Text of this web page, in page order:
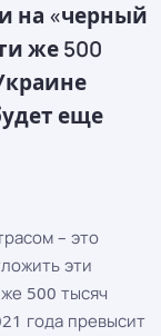
на «черный
же 500
еще
– это
эти
500 тысяч
года превысит